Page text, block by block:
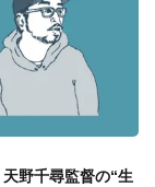
野千尋監督の“生